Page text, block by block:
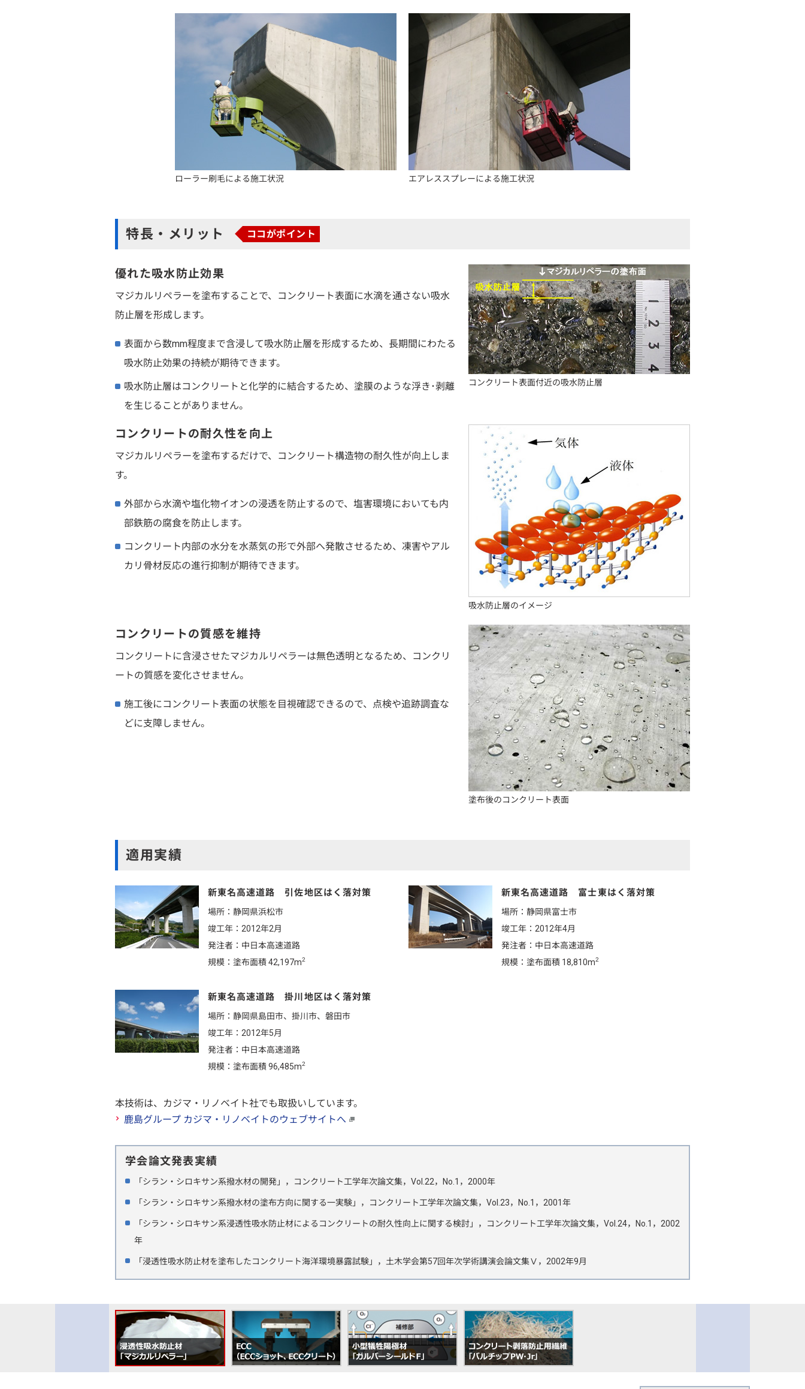
ローラー刷毛による施工状況 エアレススプレーによる施工状況
特長・メリット ココがポイント
優れた吸水防止効果
マジカルリペラーを塗布することで、コンクリート表面に水滴を通さない吸水
防止層を形成します。
表面から数mm程度まで含浸して吸水防止層を形成するため、長期間にわたる
吸水防止効果の持続が期待できます。
吸水防止層はコンクリートと化学的に結合するため、塗膜のような浮き･剥離
を生じることがありません。
コンクリート表面付近の吸水防止層
コンクリートの耐久性を向上
マジカルリペラーを塗布するだけで、コンクリート構造物の耐久性が向上しま
す。
外部から水滴や塩化物イオンの浸透を防止するので、塩害環境においても内
部鉄筋の腐食を防止します。
コンクリート内部の水分を水蒸気の形で外部へ発散させるため、凍害やアル
カリ骨材反応の進行抑制が期待できます。
吸水防止層のイメージ
コンクリートの質感を維持
コンクリートに含浸させたマジカルリペラーは無色透明となるため、コンクリ
ートの質感を変化させません。
施工後にコンクリート表面の状態を目視確認できるので、点検や追跡調査な
どに支障しません。
塗布後のコンクリート表面
適用実績
新東名高速道路 引佐地区はく落対策
場所：静岡県浜松市
竣工年：2012年2月
発注者：中日本高速道路
規模：塗布面積 42,197m2
新東名高速道路 富士東はく落対策
場所：静岡県富士市
竣工年：2012年4月
発注者：中日本高速道路
規模：塗布面積 18,810m2
新東名高速道路 掛川地区はく落対策
場所：静岡県島田市、掛川市、磐田市
竣工年：2012年5月
発注者：中日本高速道路
規模：塗布面積 96,485m2
本技術は、カジマ・リノベイト社でも取扱いしています。
鹿島グループ カジマ・リノベイトのウェブサイトへ
学会論文発表実績
「シラン・シロキサン系撥水材の開発」，コンクリート工学年次論文集，Vol.22，No.1，2000年
「シラン・シロキサン系撥水材の塗布方向に関する一実験」，コンクリート工学年次論文集，Vol.23，No.1，2001年
「シラン・シロキサン系浸透性吸水防止材によるコンクリートの耐久性向上に関する検討」，コンクリート工学年次論文集，Vol.24，No.1，2002
年
「浸透性吸水防止材を塗布したコンクリート海洋環境暴露試験」，土木学会第57回年次学術講演会論文集Ⅴ，2002年9月